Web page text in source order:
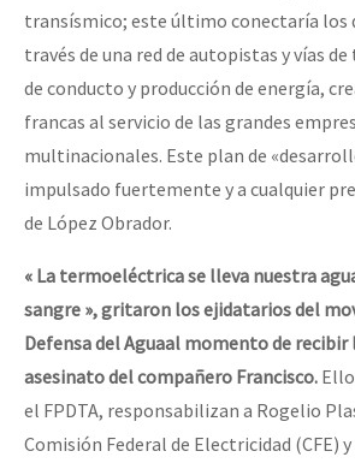
transísmico; este último conectaría los
través de una red de autopistas y vías
de conducto y producción de energía,
francas al servicio de las grandes
multinacionales. Este plan de
impulsado fuertemente y a cualquier
de López Obrador.
« La termoeléctrica se lleva nuestra
sangre », gritaron los ejidatarios del
Defensa del Aguaal momento de
asesinato del compañero Francisco.
el FPDTA, responsabilizan a Rogelio
Comisión Federal de Electricidad (CFE)